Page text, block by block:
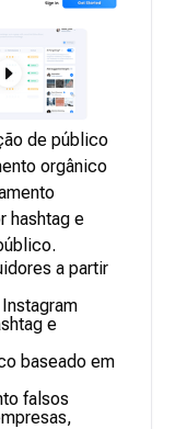
de público
orgânico
hashtag e
a partir
e
baseado em
falsos